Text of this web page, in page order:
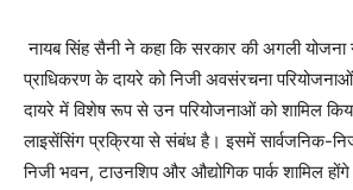
नायब सिंह सैनी ने कहा कि सरकार की अगली योजना
प्राधिकरण के दायरे को निजी अवसंरचना
दायरे में विशेष रूप से उन परियोजनाओं को शामिल
लाइसेंसिंग प्रक्रिया से संबंध है। इसमें सार्वजनिक-
निजी भवन, टाउनशिप और औद्योगिक पार्क शामिल